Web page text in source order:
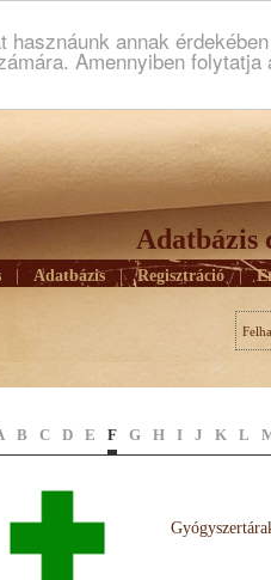
hasznáunk annak
Amennyiben
Adatbázis
Adatbázis | Regisztráció |
B C D E F G H I J K L